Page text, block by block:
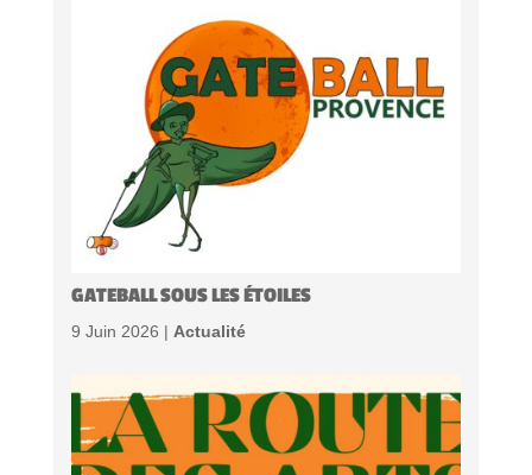
GATEBALL SOUS LES ÉTOILES
9 Juin 2026 | Actualité